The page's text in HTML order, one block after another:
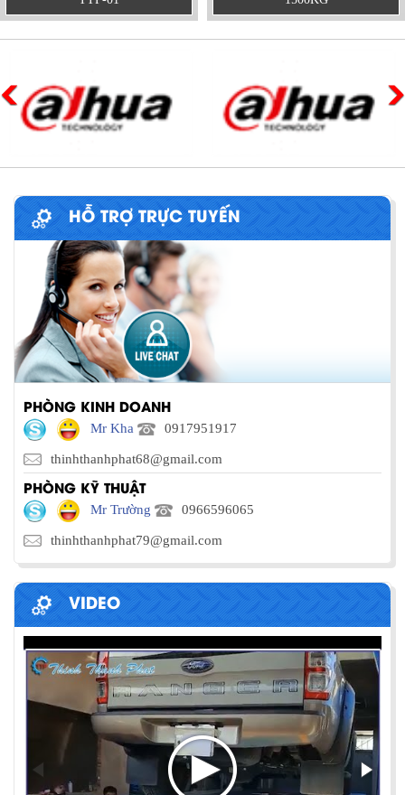
HỖ TRỢ TRỰC TUYẾN
PHÒNG KINH DOANH
Mr Kha 0917951917
thinhthanhphat68@gmail.com
PHÒNG KỸ THUẬT
Mr Trường 0966596065
thinhthanhphat79@gmail.com
VIDEO
PHƯƠNG PHÁP ĐÓNG HÀNG LÊN
CONTAINER
Chia sẻ bí quyết và phương pháp đóng hàng lên
container một cách hiệu quả nhất